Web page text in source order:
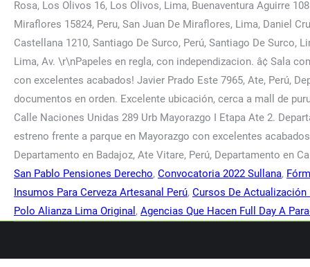
San Pablo Pensiones Derecho, Convocatoria 2022 Sullana,
Insumos Para Cerveza Artesanal Perú, Cursos De
Polo Alianza Lima Original , Agencias Que Hacen Full Day A